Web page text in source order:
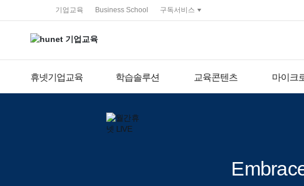
기업교육 Business School 구독서비스
휴넷기업교육 학습솔루션 교육콘텐츠 마이크